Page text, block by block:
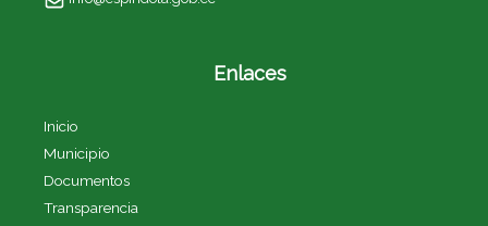
Enlaces
Inicio
Municipio
Documentos
Transparencia